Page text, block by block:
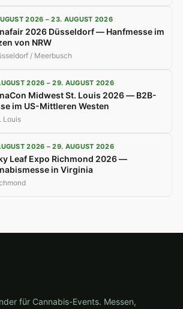
2026 – 23. AUGUST 2026
2026 Düsseldorf — Hanfmesse im
von NRW
/ Meerbusch
2026 – 29. AUGUST 2026
Midwest St. Louis 2026 — B2B-
im US-Mittleren Westen
Louis
2026 – 29. AUGUST 2026
Leaf Expo Richmond 2026 —
in Virginia
für Cannabis-Events. Messen,